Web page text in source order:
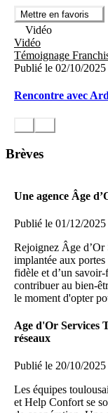
Mettre en favoris
Vidéo
Vidéo
Témoignage
Publié le 02/10/2025
Rencontre avec
Brèves
Une agence Âge
Publié le 01/12/2025
Rejoignez Âge d’Or
implantée aux
fidèle et d’un
contribuer au bien-
le moment d'opter
Age d'Or Services
réseaux
Publié le 20/10/2025
Les équipes
et Help Confort se